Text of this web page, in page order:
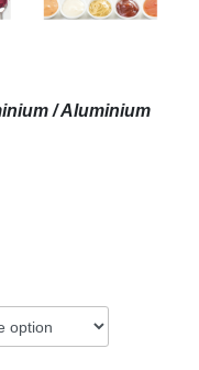
/ Aluminium